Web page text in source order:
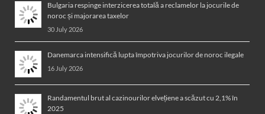
Bulgaria respinge interzicerea totală a reclamelor la jocurile de
noroc și majorarea taxelor
30 July 2026
Danemarca intensifică lupta împotriva jocurilor de noroc ilegale
16 July 2026
Randamentul brut al cazinourilor elvețiene a scăzut cu 2,1% în
2025